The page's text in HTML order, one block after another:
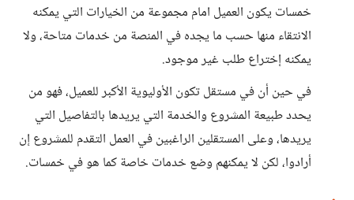
خمسات يكون العميل امام مجموعة من الخيارات التي يمكنه
الانتقاء منها حسب ما يجده في المنصة من خدمات متاحة، ولا
يمكنه إختراع طلب غير موجود.
في حين أن في مستقل تكون الأوليوية الأكبر للعميل، فهو من
يحدد طبيعة المشروع والخدمة التي يريدها بالتفاصيل التي
يريدها، وعلى المستقلين الراغبين في العمل التقدم للمشروع إن
أرادوا، لكن لا يمكنهم وضع خدمات خاصة كما هو في خمسات.